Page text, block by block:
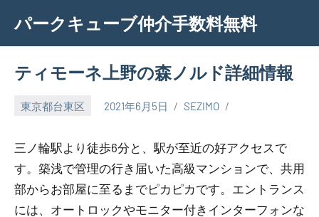
content
パークキューブ仲介手数料無料
ティモーネ上野の森ノルド詳細情報
東京都台東区 2021年6月5日 SEZIMO
三ノ輪駅より徒歩6分と、駅が至近の好アクセスで
す。築浅で管理の行き届いた高級マンションで、共用
部からお部屋に至るまでピカピカです。エントランス
には、オートロックやモニター付きインターフォンな